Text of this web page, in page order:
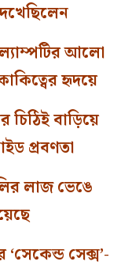
আলো
হৃদয়ে
বাড়িয়ে
প্রবণতা
লাজ ভেঙে
সেক্স’-